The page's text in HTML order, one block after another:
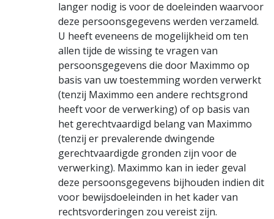
langer nodig is voor de doeleinden waarvoor
deze persoonsgegevens werden verzameld.
U heeft eveneens de mogelijkheid om ten
allen tijde de wissing te vragen van
persoonsgegevens die door Maximmo op
basis van uw toestemming worden verwerkt
(tenzij Maximmo een andere rechtsgrond
heeft voor de verwerking) of op basis van
het gerechtvaardigd belang van Maximmo
(tenzij er prevalerende dwingende
gerechtvaardigde gronden zijn voor de
verwerking). Maximmo kan in ieder geval
deze persoonsgegevens bijhouden indien dit
voor bewijsdoeleinden in het kader van
rechtsvorderingen zou vereist zijn.